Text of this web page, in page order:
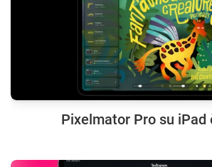
Pixelmator Pro su iPad